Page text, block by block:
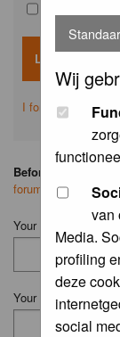
Wij
van
Media.
profiling
deze
social
I forgot my
Before you ask
forum
first.
Your Name (Fill in
Your Email: